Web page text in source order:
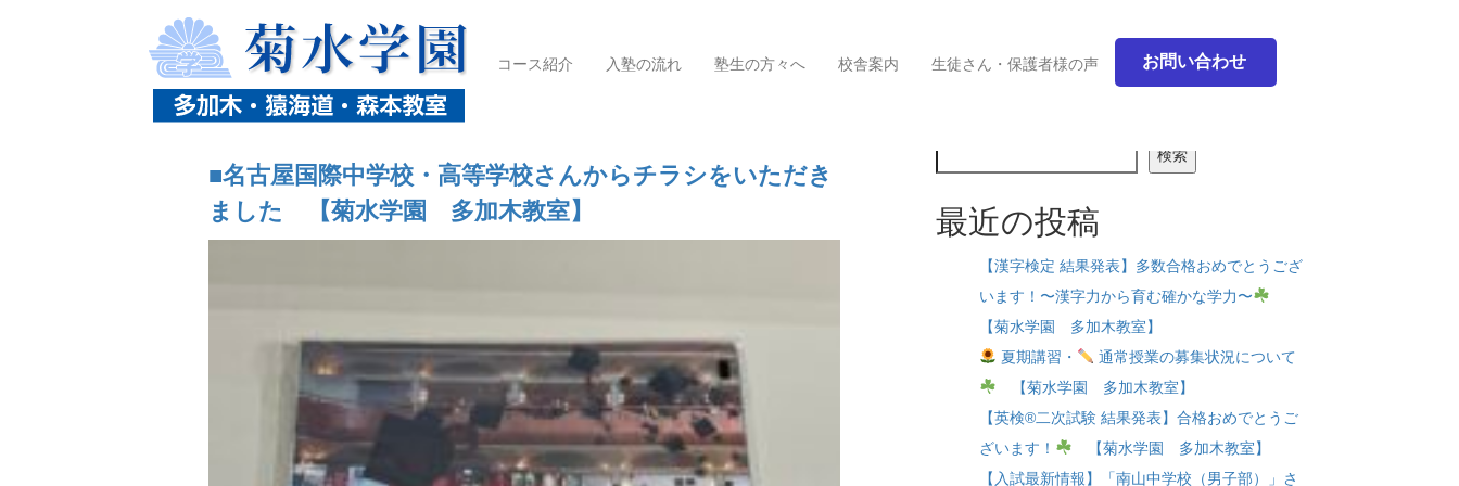
コース紹介 入塾の流れ 塾生の方々へ 校舎案内 生徒さん・保護者様の声 お問い合わせ
ホーム ニュース
タグ「入試情報」の記事一覧
■名古屋国際中学校・高等学校さんからチラシをいただき
ました 【菊水学園 多加木教室】
検索
最近の投稿
【漢字検定 結果発表】多数合格おめでとうござ
います！〜漢字力から育む確かな学力〜
【菊水学園 多加木教室】
夏期講習・
通常授業の募集状況について
【菊水学園 多加木教室】
【英検®二次試験 結果発表】合格おめでとうご
ざいます！
【菊水学園 多加木教室】
【入試最新情報】「南山中学校（男子部）」さ